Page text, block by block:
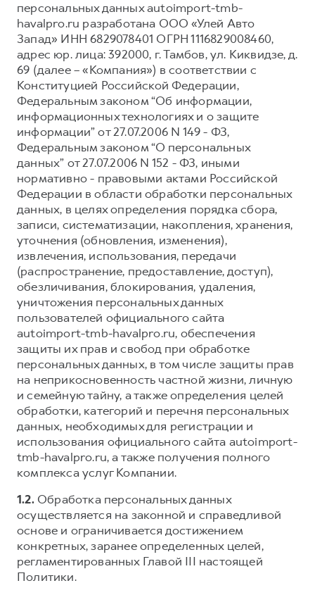
H7
от 3 799 000 ₽
H9
от 4 799 000 ₽
Тест-драйв
Трейд-ин
КРЕДИТ И СТРАХОВАНИЕ
Кредитный калькулятор
Страхование
Кредит
КОРПОРАТИВНЫМ КЛИЕНТАМ
Для малого бизнеса
Корпоративным клиентам
Крупным корпоративным клиентам
Система управления автопарком
Сервис для корпоративных клиентов
HAVAL Лизинг
АКСЕССУАРЫ HAVAL
Автомобильные аксессуары
Коллекция PRO
Коллекция Базовая
Коллекция Детская
СЕРВИСНОЕ ОБСЛУЖИВАНИЕ
Нулевое ТО
Программа «Помощь на дороге»
Регламенты технического обслуживания
Электронный ПТС
ПОДДЕРЖКА
GWM Безопасность
Гарантия HAVAL
Мобильное приложение GWM
Программа «HAVAL Защита+»
Руководства по эксплуатации
Подписки
АКСЕССУАРЫ HAVAL
Автомобильные аксессуары
Коллекция PRO
Коллекция Базовая
Коллекция Детская
О дилере
Наша команда
Контакты
персональных данных autoimport-tmb-
havalpro.ru разработана ООО «Улей Авто
Запад» ИНН 6829078401 ОГРН 1116829008460,
адрес юр. лица: 392000, г. Тамбов, ул. Киквидзе, д.
69 (далее – «Компания») в соответствии с
Конституцией Российской Федерации,
Федеральным законом “Об информации,
информационных технологиях и о защите
информации” от 27.07.2006 N 149 - ФЗ,
Федеральным законом “О персональных
данных” от 27.07.2006 N 152 - ФЗ, иными
нормативно - правовыми актами Российской
Федерации в области обработки персональных
данных, в целях определения порядка сбора,
записи, систематизации, накопления, хранения,
уточнения (обновления, изменения),
извлечения, использования, передачи
(распространение, предоставление, доступ),
обезличивания, блокирования, удаления,
уничтожения персональных данных
пользователей официального сайта
autoimport-tmb-havalpro.ru, обеспечения
защиты их прав и свобод при обработке
персональных данных, в том числе защиты прав
на неприкосновенность частной жизни, личную
и семейную тайну, а также определения целей
обработки, категорий и перечня персональных
данных, необходимых для регистрации и
использования официального сайта autoimport-
tmb-havalpro.ru, а также получения полного
комплекса услуг Компании.
1.2.Обработка персональных данных
осуществляется на законной и справедливой
основе и ограничивается достижением
конкретных, заранее определенных целей,
регламентированных Главой III настоящей
Политики.